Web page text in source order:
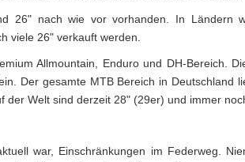
26" nach wie vor vorhanden. In Ländern
viele 26" verkauft werden.
Allmountain, Enduro und DH-Bereich.
Der gesamte MTB Bereich in Deutschland
Welt sind derzeit 28" (29er) und immer
war, Einschränkungen im Federweg.